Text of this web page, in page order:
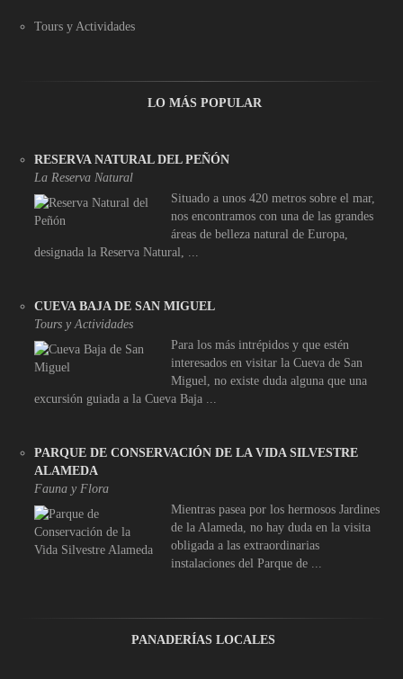
Tours y Actividades
LO MÁS POPULAR
RESERVA NATURAL DEL PEÑÓN
La Reserva Natural
Situado a unos 420 metros sobre el mar,
nos encontramos con una de las grandes
áreas de belleza natural de Europa,
designada la Reserva Natural, ...
CUEVA BAJA DE SAN MIGUEL
Tours y Actividades
Para los más intrépidos y que estén
interesados en visitar la Cueva de San
Miguel, no existe duda alguna que una
excursión guiada a la Cueva Baja ...
PARQUE DE CONSERVACIÓN DE LA VIDA SILVESTRE
ALAMEDA
Fauna y Flora
Mientras pasea por los hermosos Jardines
de la Alameda, no hay duda en la visita
obligada a las extraordinarias
instalaciones del Parque de ...
PANADERÍAS LOCALES